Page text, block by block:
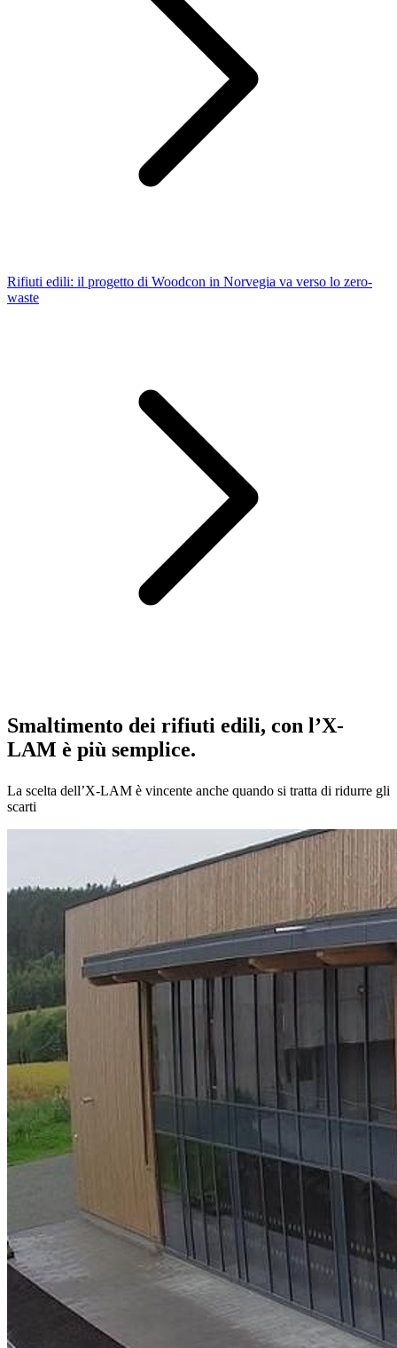
Rifiuti edili: il progetto di Woodcon in Norvegia va verso lo zero-
waste
Smaltimento dei rifiuti edili, con l’X-
LAM è più semplice.
La scelta dell’X-LAM è vincente anche quando si tratta di ridurre gli
scarti